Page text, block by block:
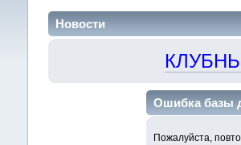
Новости
Ошибка базы
Пожалуйста,